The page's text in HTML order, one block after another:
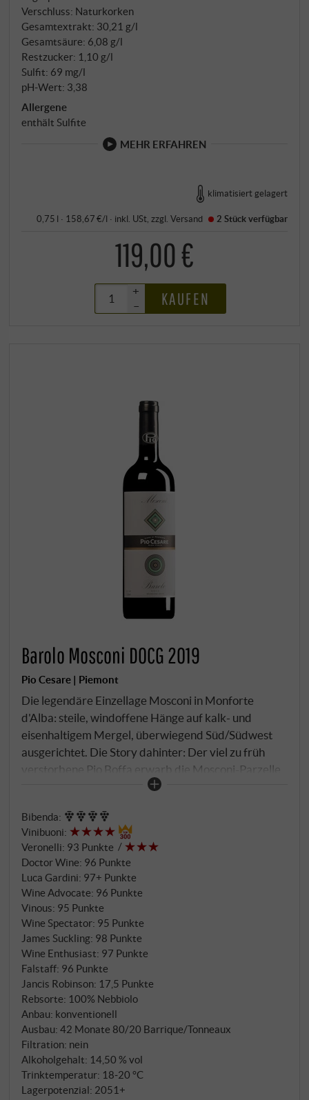
Verschluss: Naturkorken
Gesamtextrakt: 30,21 g/l
Gesamtsäure: 6,08 g/l
Restzucker: 1,10 g/l
Sulfit: 69 mg/l
pH-Wert: 3,38
Allergene
enthält Sulfite
MEHR ERFAHREN
klimatisiert gelagert
0,75 l · 158,67 €/l · inkl. USt , zzgl.Versand 2 Stückverfügbar
119,00 €
+
–
KAUFEN
Barolo Mosconi DOCG 2019
Pio Cesare | Piemont
Die legendäre Einzellage Mosconi in Monforte
d'Alba: steile, windoffene Hänge auf kalk- und
eisenhaltigem Mergel, überwiegend Süd/Südwest
ausgerichtet. Die Story dahinter: Der viel zu früh
verstorbene Pio Boffa erwarb die Mosconi-Parzelle
wenige Jahre vor seinem Tod als strategische
Vermächtnis, das die Barolo-Identität des Hauses
um die kraftvoll-mineralische Stimme
Mosconis/Monfortes erweitert. Parzellenweise
Handlese, Vergärung im Edelstahl mit verlängerter
Mazeration und sanfter Extraktion. Reife
überwiegend in großen slawonischen Fässern, fein
dosiert flankiert von französischer Eiche – immer für
Textur, nicht für Opulenz. Der Jahrgang 2019:
Langer, ausgewogener Vegetationsverlauf, große
Tag-Nacht-Amplitude und späte, sehr selektive Lese
– aromatische Präzision, straffe Säure, feinkörniges
Tannin.
Bibenda:
Vinibuoni:
Veronelli: 93 Punkte
Doctor Wine: 96 Punkte
Luca Gardini: 97+ Punkte
Wine Advocate: 96 Punkte
Vinous: 95 Punkte
Wine Spectator: 95 Punkte
James Suckling: 98 Punkte
Wine Enthusiast: 97 Punkte
Falstaff: 96 Punkte
Jancis Robinson: 17,5 Punkte
Rebsorte: 100% Nebbiolo
Anbau: konventionell
Ausbau: 42 Monate 80/20 Barrique/Tonneaux
Filtration: nein
Alkoholgehalt: 14,50 % vol
Trinktemperatur: 18‑20 °C
Lagerpotenzial: 2051+